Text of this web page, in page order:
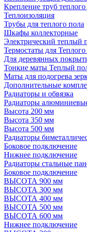
Крепление труб теплого
Теплоизоляция
Трубы для теплого пола
Шкафы коллекторные
Электрический теплый
Термостаты для Теплого
Для деревянных
Тонкие маты Теплый
Маты для подогрева
Дополнительные
Радиаторы и обвязка
Радиаторы
Высота 200 мм
Высота 350 мм
Высота 500 мм
Радиаторы
Боковое подключение
Нижнее подключение
Радиаторы стальные
Боковое подключение
ВЫСОТА 900 мм
ВЫСОТА 300 мм
ВЫСОТА 400 мм
ВЫСОТА 500 мм
ВЫСОТА 600 мм
Нижнее подключение